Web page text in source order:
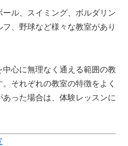
ル、スイミング、ボルダリン
、野球など様々な教室があり
中心に無理なく通える範囲の教
それぞれの教室の特徴をよく
った場合は、体験レッスンに